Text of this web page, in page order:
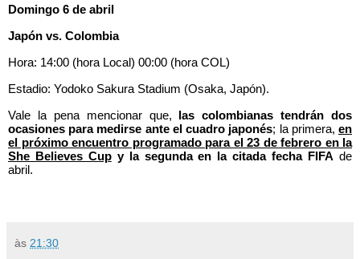
Domingo 6 de abril
Japón vs. Colombia
Hora: 14:00 (hora Local) 00:00 (hora COL)
Estadio: Yodoko Sakura Stadium (Osaka, Japón).
Vale la pena mencionar que, las colombianas tendrán dos
ocasiones para medirse ante el cuadro japonés; la primera,en
el próximo encuentro programado para el 23 de febrero en la
She Believes Cupy la segunda en la citada fecha FIFAde
abril.
às 21:30